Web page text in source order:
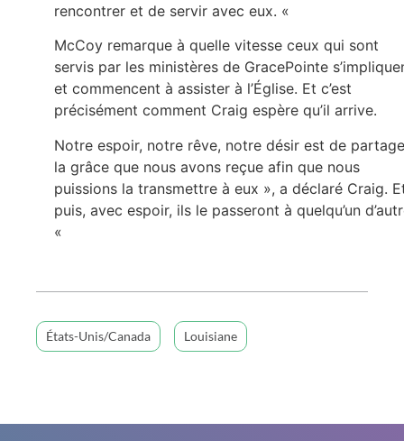
rencontrer et de servir avec eux. «
McCoy remarque à quelle vitesse ceux qui sont
servis par les ministères de GracePointe
et commencent à assister à l’Église. Et c’est
précisément comment Craig espère qu’il arrive.
Notre espoir, notre rêve, notre désir est de
la grâce que nous avons reçue afin que nous
puissions la transmettre à eux », a déclaré Craig.
puis, avec espoir, ils le passeront à quelqu’un
«
États-Unis/Canada Louisiane